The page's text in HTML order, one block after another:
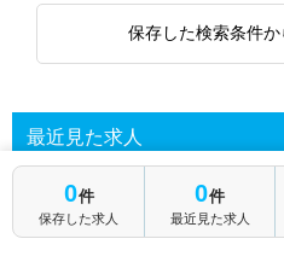
保存した検索条件
最近見た求人
あなたが最近見た
0件
保存した求人
0件
最近見た求人